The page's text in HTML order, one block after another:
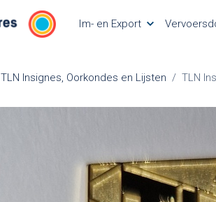
Im- en Export
TLN Insignes, Oorkondes en Lijsten TLN